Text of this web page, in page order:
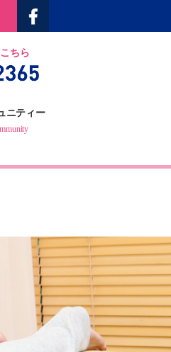
ちら
ニティー
ー
薦状